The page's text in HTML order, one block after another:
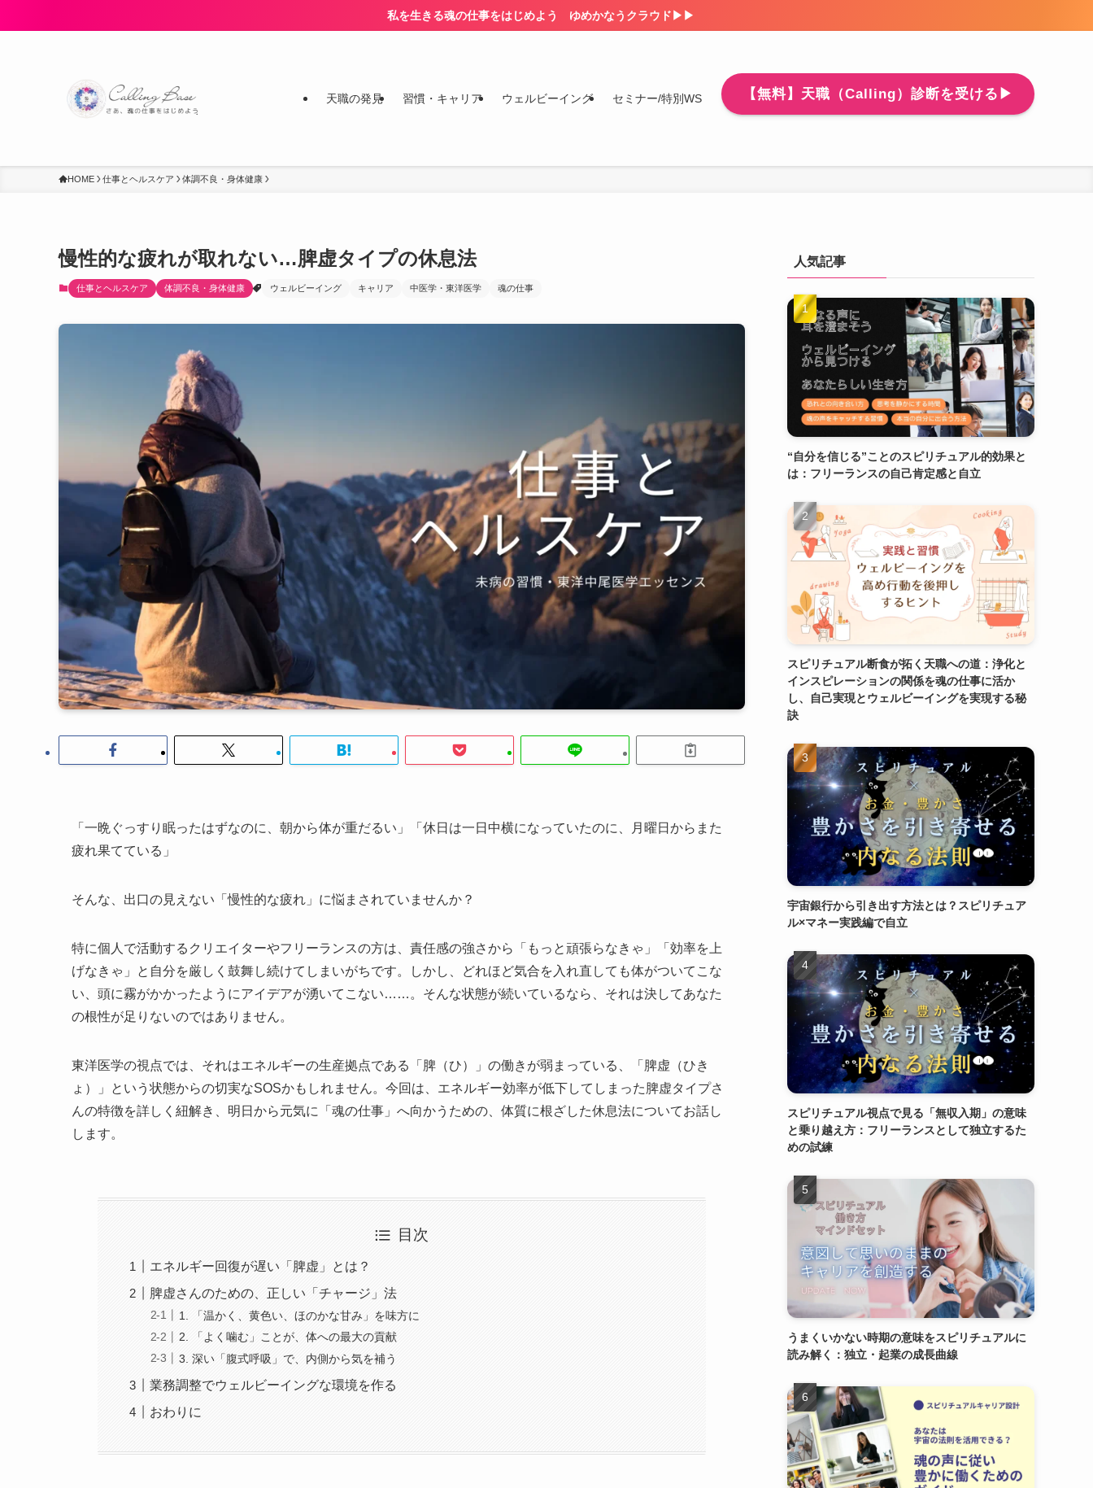
私を生きる魂の仕事をはじめよう ゆめかなうクラウド▶▶
天職の発見 習慣・キャリア ウェルビーイング セミナー/特別WS 【無料】天職（Calling）診断を受ける▶
HOME 仕事とヘルスケア 体調不良・身体健康
慢性的な疲れが取れない…脾虚タイプの休息法
仕事とヘルスケア 体調不良・身体健康 ウェルビーイング キャリア 中医学・東洋医学 魂の仕事
「一晩ぐっすり眠ったはずなのに、朝から体が重だるい」「休日は一日中横になっていたのに、月曜日からまた
疲れ果てている」
そんな、出口の見えない「慢性的な疲れ」に悩まされていませんか？
特に個人で活動するクリエイターやフリーランスの方は、責任感の強さから「もっと頑張らなきゃ」「効率を上
げなきゃ」と自分を厳しく鼓舞し続けてしまいがちです。しかし、どれほど気合を入れ直しても体がついてこな
い、頭に霧がかかったようにアイデアが湧いてこない……。そんな状態が続いているなら、それは決してあなた
の根性が足りないのではありません。
東洋医学の視点では、それはエネルギーの生産拠点である「脾（ひ）」の働きが弱まっている、「脾虚（ひき
ょ）」という状態からの切実なSOSかもしれません。今回は、エネルギー効率が低下してしまった脾虚タイプさ
んの特徴を詳しく紐解き、明日から元気に「魂の仕事」へ向かうための、体質に根ざした休息法についてお話し
します。
目次
エネルギー回復が遅い「脾虚」とは？
脾虚さんのための、正しい「チャージ」法
1. 「温かく、黄色い、ほのかな甘み」を味方に
2. 「よく噛む」ことが、体への最大の貢献
3. 深い「腹式呼吸」で、内側から気を補う
業務調整でウェルビーイングな環境を作る
おわりに
人気記事
“自分を信じる”ことのスピリチュアル的効果と
は：フリーランスの自己肯定感と自立
スピリチュアル断食が拓く天職への道：浄化と
インスピレーションの関係を魂の仕事に活か
し、自己実現とウェルビーイングを実現する秘
訣
宇宙銀行から引き出す方法とは？スピリチュア
ル×マネー実践編で自立
スピリチュアル視点で見る「無収入期」の意味
と乗り越え方：フリーランスとして独立するた
めの試練
うまくいかない時期の意味をスピリチュアルに
読み解く：独立・起業の成長曲線